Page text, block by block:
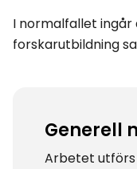
I normalfallet
forskarutbildning
Generell
Arbetet